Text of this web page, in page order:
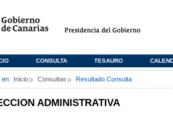
CONSULTA TESAURO
en: Inicio Consultas Resultado Consulta
ADMINISTRATIVA